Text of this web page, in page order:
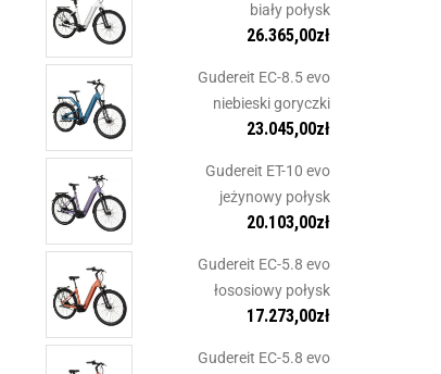
biały połysk
26.365,00zł
Gudereit EC-8.5 evo
niebieski goryczki
23.045,00zł
Gudereit ET-10 evo
jeżynowy połysk
20.103,00zł
Gudereit EC-5.8 evo
łososiowy połysk
17.273,00zł
Gudereit EC-5.8 evo